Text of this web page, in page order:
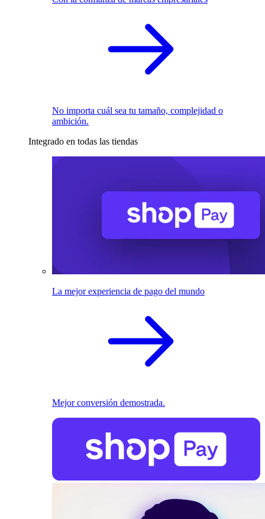
No importa cuál sea tu tamaño, complejidad o
ambición.
Integrado en todas las tiendas
La mejor experiencia de pago del mundo
Mejor conversión demostrada.